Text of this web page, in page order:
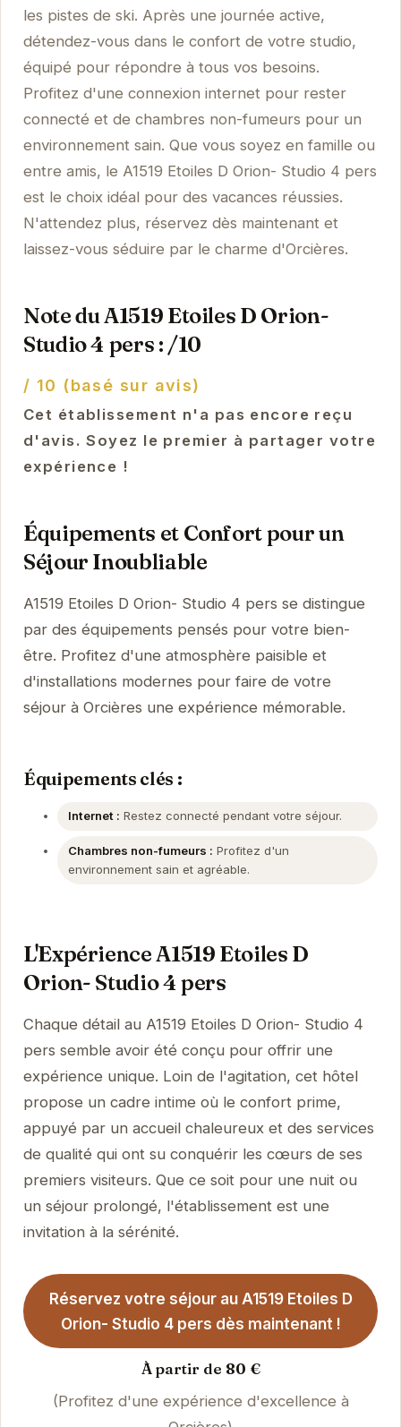
les pistes de ski. Après une journée active,
détendez-vous dans le confort de votre studio,
équipé pour répondre à tous vos besoins.
Profitez d'une connexion internet pour rester
connecté et de chambres non-fumeurs pour un
environnement sain. Que vous soyez en famille ou
entre amis, le A1519 Etoiles D Orion- Studio 4 pers
est le choix idéal pour des vacances réussies.
N'attendez plus, réservez dès maintenant et
laissez-vous séduire par le charme d'Orcières.
Note du A1519 Etoiles D Orion-
Studio 4 pers : /10
/ 10 (basé sur avis)
Cet établissement n'a pas encore reçu
d'avis. Soyez le premier à partager votre
expérience !
Équipements et Confort pour un
Séjour Inoubliable
A1519 Etoiles D Orion- Studio 4 pers se distingue
par des équipements pensés pour votre bien-
être. Profitez d'une atmosphère paisible et
d'installations modernes pour faire de votre
séjour à Orcières une expérience mémorable.
Équipements clés :
Internet : Restez connecté pendant votre séjour.
Chambres non-fumeurs : Profitez d'un
environnement sain et agréable.
L'Expérience A1519 Etoiles D
Orion- Studio 4 pers
Chaque détail au A1519 Etoiles D Orion- Studio 4
pers semble avoir été conçu pour offrir une
expérience unique. Loin de l'agitation, cet hôtel
propose un cadre intime où le confort prime,
appuyé par un accueil chaleureux et des services
de qualité qui ont su conquérir les cœurs de ses
premiers visiteurs. Que ce soit pour une nuit ou
un séjour prolongé, l'établissement est une
invitation à la sérénité.
Réservez votre séjour au A1519 Etoiles D
Orion- Studio 4 pers dès maintenant !
À partir de 80 €
(Profitez d'une expérience d'excellence à